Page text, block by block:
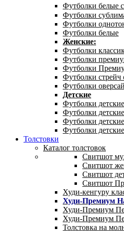
Футболки белые
Футболки
Футболки
Футболки белые
Женские:
Футболки
Футболки
Футболки
Футболки стрейч
Футболки
Детские
Футболки
Футболки
Футболки
Футболки
Толстовки
Каталог толстовок
Свитшот
Свитшот
Свитшот
Свитшот
Худи-кенгуру
Худи-Премиум
Худи-Премиум
Худи-Премиум
Толстовка на